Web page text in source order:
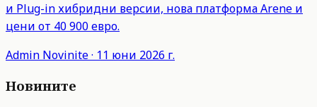
и Plug-in хибридни версии, нова платформа Arene и
цени от 40 900 евро.
Admin Novinite· 11 юни 2026 г.
Новините